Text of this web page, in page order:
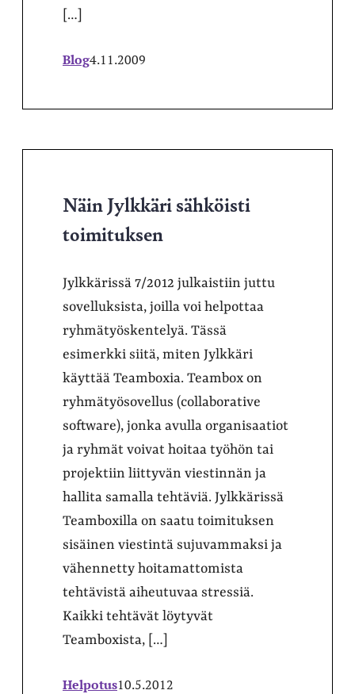
[…]
Blog4.11.2009
Näin Jylkkäri sähköisti
toimituksen
Jylkkärissä 7/2012 julkaistiin juttu
sovelluksista, joilla voi helpottaa
ryhmätyöskentelyä. Tässä
esimerkki siitä, miten Jylkkäri
käyttää Teamboxia. Teambox on
ryhmätyösovellus (collaborative
software), jonka avulla organisaatiot
ja ryhmät voivat hoitaa työhön tai
projektiin liittyvän viestinnän ja
hallita samalla tehtäviä. Jylkkärissä
Teamboxilla on saatu toimituksen
sisäinen viestintä sujuvammaksi ja
vähennetty hoitamattomista
tehtävistä aiheutuvaa stressiä.
Kaikki tehtävät löytyvät
Teamboxista, […]
Helpotus10.5.2012